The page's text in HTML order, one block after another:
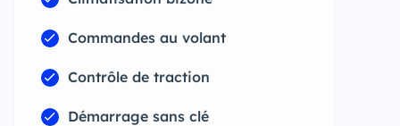
Commandes au volant
Contrôle de traction
Démarrage sans clé